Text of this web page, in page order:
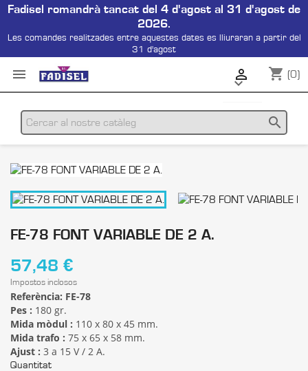
Fadisel romandrà tancat del 4 d'agost al 31 d'agost de
2026.
Les comandes realitzades entre aquestes dates es lliuraran a partir del
31 d'agost

 shopping_cart (0)

search
FE-78 FONT VARIABLE DE 2 A.
57,48 €
Impostos inclosos
Referència: FE-78
Pes : 180 gr.
Mida mòdul : 110 x 80 x 45 mm.
Mida trafo : 75 x 65 x 58 mm.
Ajust : 3 a 15 V / 2 A.
Quantitat